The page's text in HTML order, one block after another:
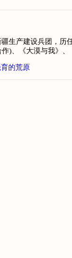
生产建设兵团，
)、《大漠与我》、
的荒原